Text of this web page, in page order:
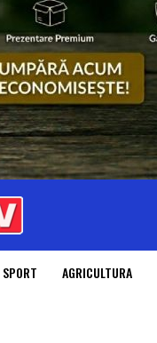
SPORT AGRICULTURA